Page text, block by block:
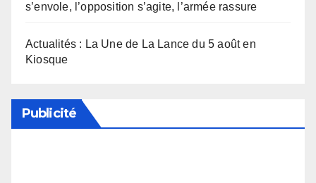
s’envole, l’opposition s’agite, l’armée rassure
Actualités : La Une de La Lance du 5 août en
Kiosque
Publicité